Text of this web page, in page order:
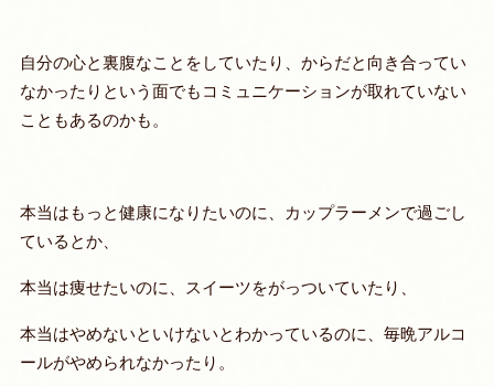
自分の心と裏腹なことをしていたり、からだと向き合ってい
なかったりという面でもコミュニケーションが取れていない
こともあるのかも。
本当はもっと健康になりたいのに、カップラーメンで過ごし
ているとか、
本当は痩せたいのに、スイーツをがっついていたり、
本当はやめないといけないとわかっているのに、毎晩アルコ
ールがやめられなかったり。